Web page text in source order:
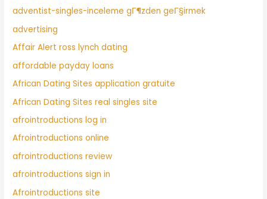
adventist-singles-inceleme gГ¶zden geГ§irmek
advertising
Affair Alert ross lynch dating
affordable payday loans
African Dating Sites application gratuite
African Dating Sites real singles site
afrointroductions log in
Afrointroductions online
afrointroductions review
afrointroductions sign in
Afrointroductions site